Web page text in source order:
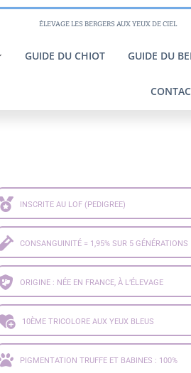
ÉLEVAGE LES BERGERS AUX YEUX DE CIEL
GUIDE DU CHIOT GUIDE DU
INSCRITE AU LOF (PEDIGREE)
CONSANGUINITÉ = 1,95% SUR 5 GÉNÉRATIONS
ORIGINE : NÉE EN FRANCE, À L’ÉLEVAGE
10ÈME TRICOLORE AUX YEUX BLEUS
PIGMENTATION TRUFFE ET BABINES : 100%